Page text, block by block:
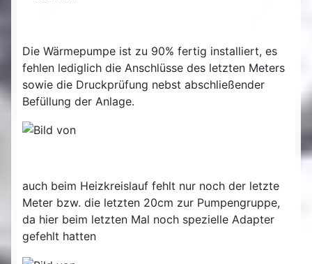
Die Wärmepumpe ist zu 90% fertig installiert, es
fehlen lediglich die Anschlüsse des letzten Meters
sowie die Druckprüfung nebst abschließender
Befüllung der Anlage.
auch beim Heizkreislauf fehlt nur noch der letzte
Meter bzw. die letzten 20cm zur Pumpengruppe,
da hier beim letzten Mal noch spezielle Adapter
gefehlt hatten